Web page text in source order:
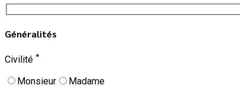
Généralités
Civilité *
Monsieur Madame